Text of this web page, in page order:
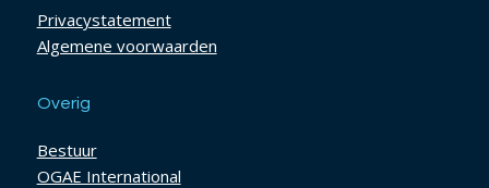
Privacystatement
Algemene voorwaarden
Overig
Bestuur
OGAE International